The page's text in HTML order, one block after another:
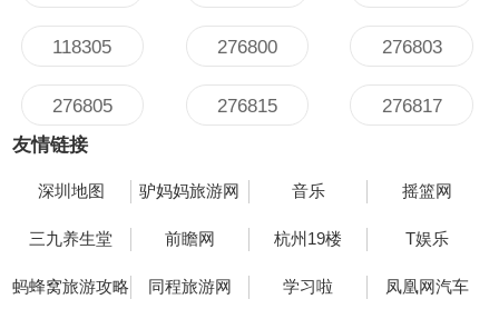
118305 276800 276803
276805 276815
276817
友情链接
深圳地图 驴妈妈旅游网 音乐 摇篮网
三九养生堂 前瞻网 杭州19楼 T娱乐
蚂蜂窝旅游攻略 同程旅游网 学习啦 凤凰网汽车